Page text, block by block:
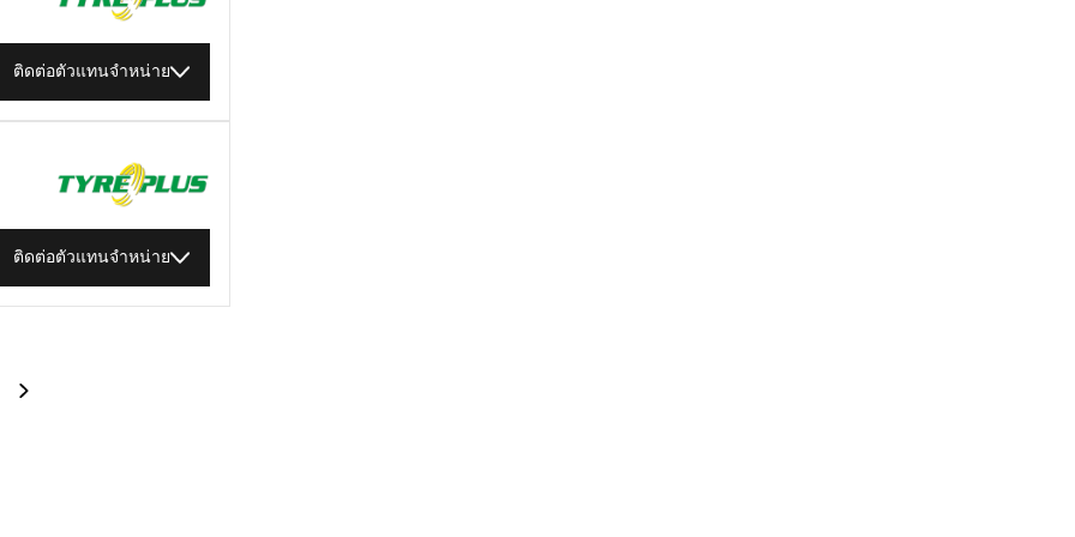
ติดต่อตัวแทนจำหน่าย
ติดต่อตัวแทนจำหน่าย